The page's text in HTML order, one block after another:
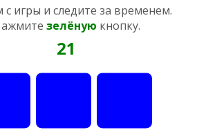
с игры и следите за временем.
зелёную кнопку.
21